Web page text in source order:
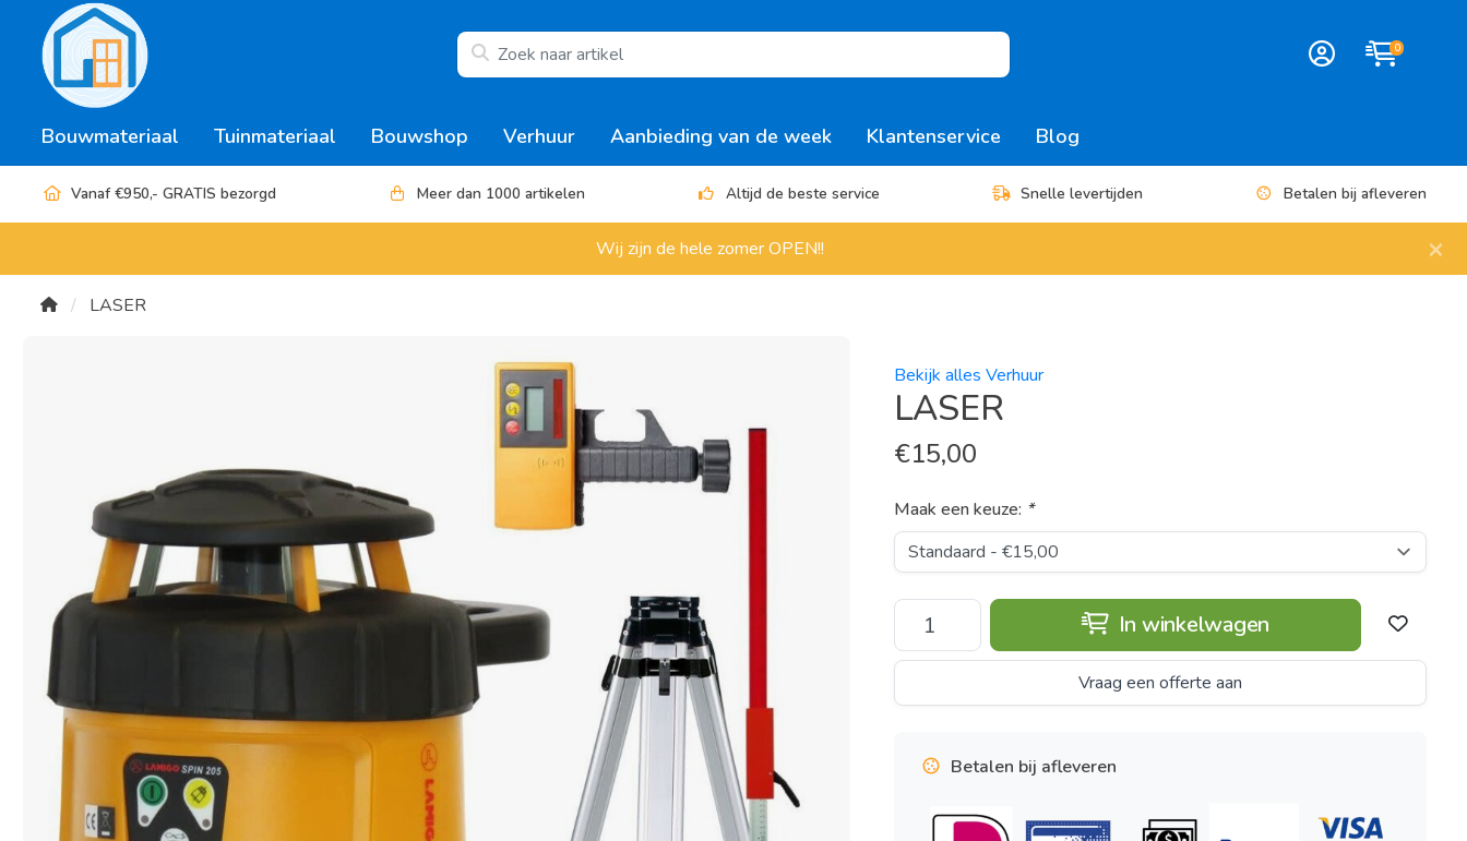
0
Bouwmateriaal Tuinmateriaal Bouwshop Verhuur Aanbieding van de week Klantenservice Blog
Vanaf €950,- GRATIS bezorgd Meer dan 1000 artikelen Altijd de beste service Snelle levertijden Betalen bij afleveren
Wij zijn de hele zomer OPEN!! ×
LASER
Bekijk alles Verhuur
LASER
€15,00
Maak een keuze: *
In winkelwagen
Vraag een offerte aan
Betalen bij afleveren